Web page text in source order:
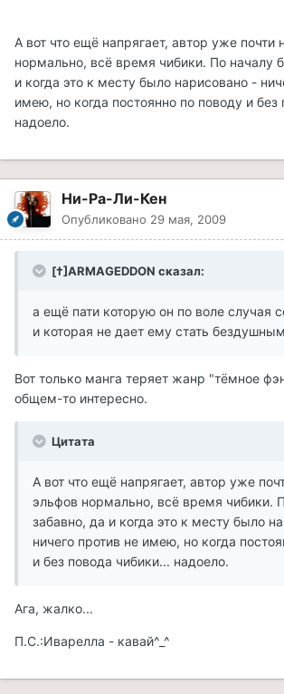
А вот что ещё напрягает, автор уже почти
нормально, всё время чибики. По началу
и когда это к месту было нарисовано -
имею, но когда постоянно по поводу и без
надоело.
Ни-Ра-Ли-Кен
Опубликовано 29 мая, 2009
[†]ARMAGEDDON сказал:
а ещё пати которую он по воле случая
и которая не дает ему стать
Вот только манга теряет жанр "тёмное
общем-то интересно.
Цитата
А вот что ещё напрягает, автор уже
эльфов нормально, всё время чибики.
забавно, да и когда это к месту было
ничего против не имею, но когда
и без повода чибики... надоело.
Ага, жалко...
П.С.:Иварелла - кавай^_^